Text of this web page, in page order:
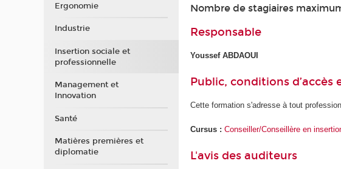
Nombre de stagiaires
Responsable
Youssef ABDAOUI
Public, conditions d’accès
Cette formation s'adresse à tout
Cursus :Conseiller/Conseillère en
L'avis des auditeurs
Ergonomie
Industrie
Insertion sociale et
professionnelle
Management et
Innovation
Santé
Matières premières et
diplomatie